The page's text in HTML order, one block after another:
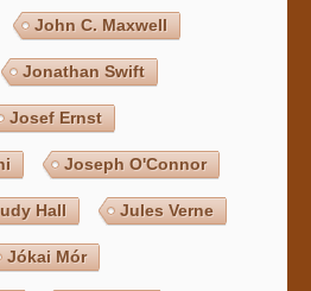
John C. Maxwell
Jonathan Swift
Josef Ernst
Joseph O'Connor
Hall Jules Verne
Jókai Mór